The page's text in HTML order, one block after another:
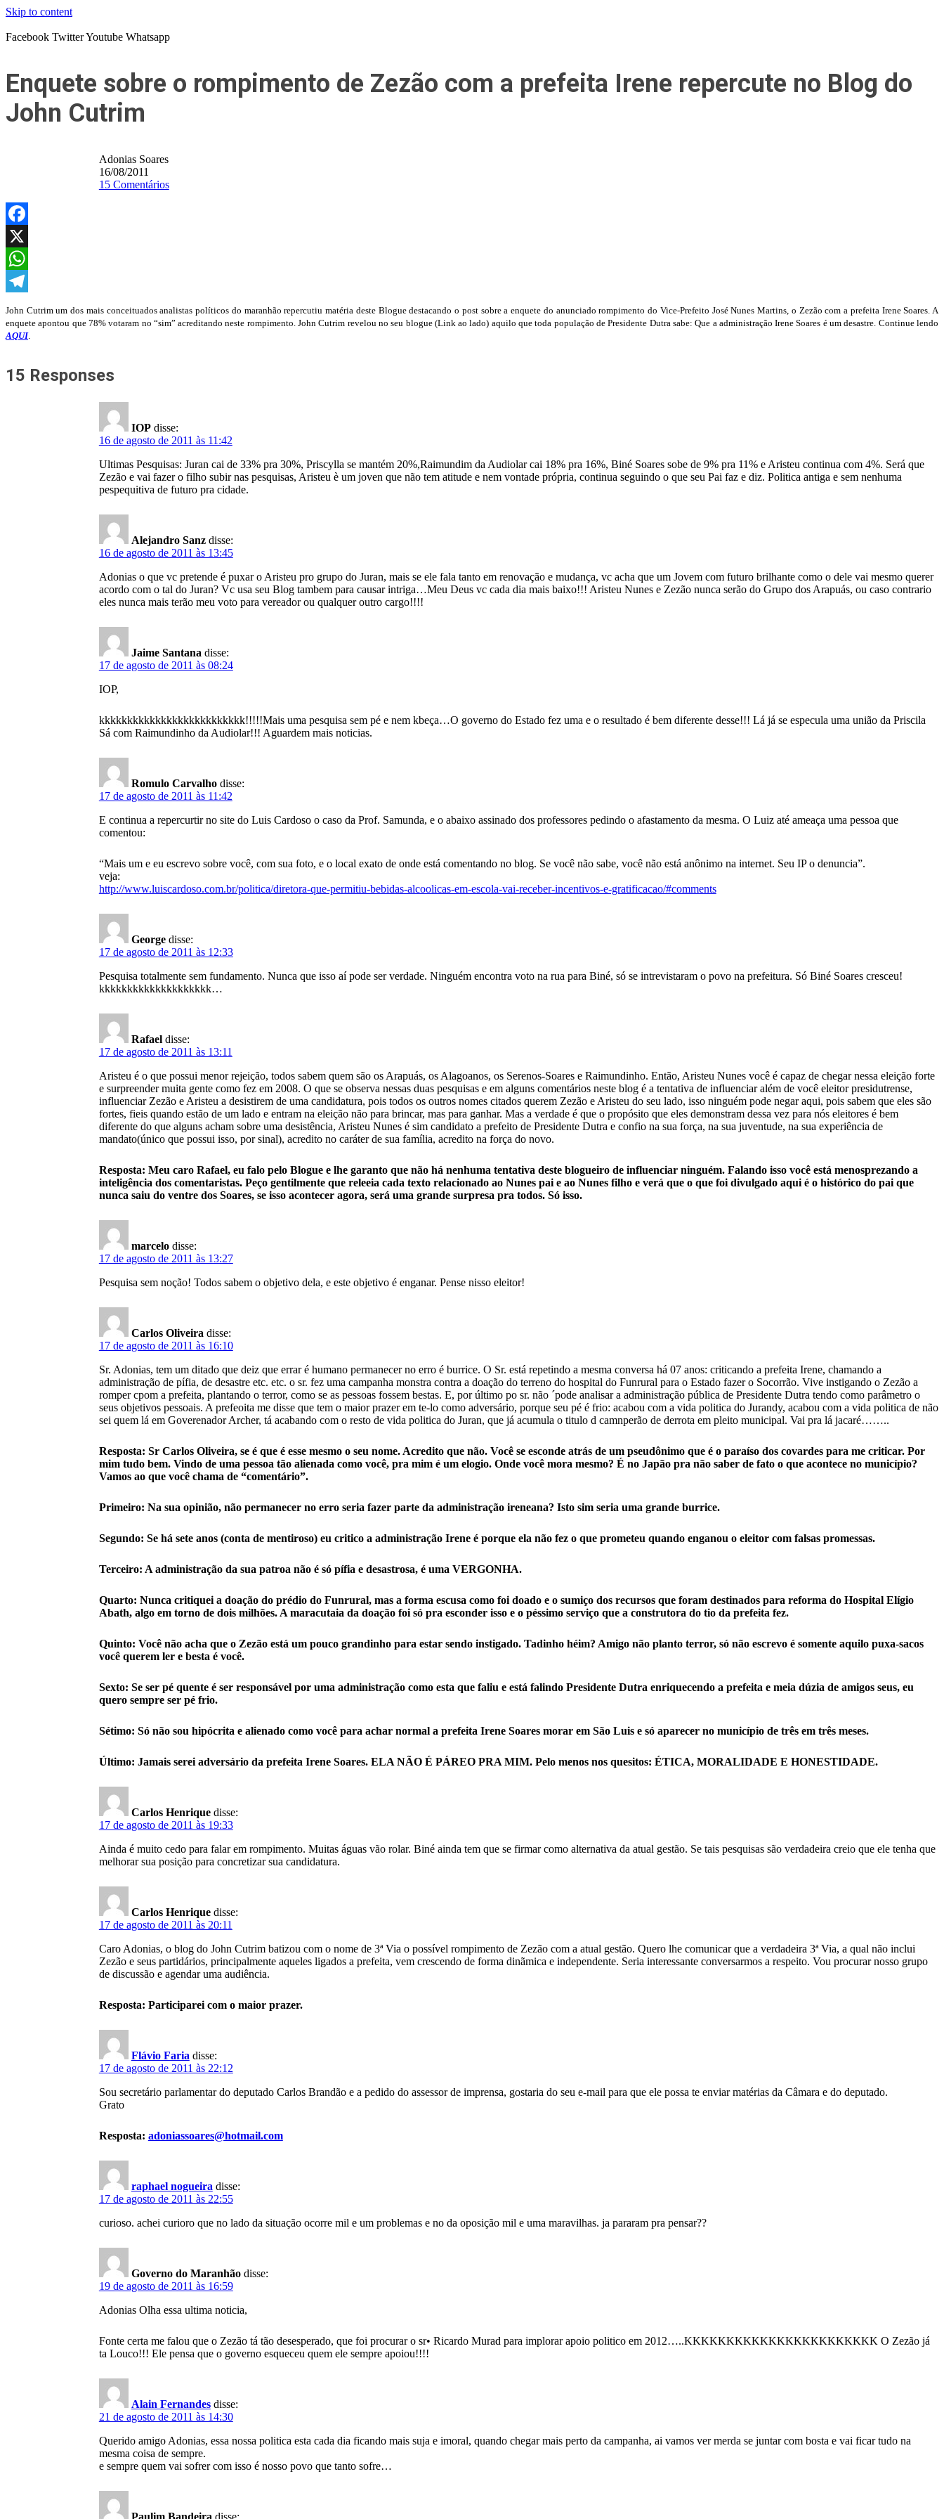
Skip to content
Facebook TwitterYoutube Whatsapp
Enquete sobre o rompimento de Zezão com a prefeita Irene repercute no Blog do
John Cutrim
Adonias Soares
16/08/2011
15 Comentários
Facebook
X
WhatsApp
John Cutrim um dos mais conceituados analistas políticos do maranhão repercutiu matéria deste Blogue destacando o post sobre a enquete do anunciado rompimento do Vice-Prefeito José Nunes Martins, o Zezão com a prefeita Irene Soares. A
enquete apontou que 78% votaram no “sim” acreditando neste rompimento. John Cutrim revelou no seu blogue (Link ao lado) aquilo que toda população de Presidente Dutra sabe: Que a administração Irene Soares é um desastre. Continue lendo
AQUI.
15 Responses
IOP disse:
16 de agosto de 2011 às 11:42
Ultimas Pesquisas: Juran cai de 33% pra 30%, Priscylla se mantém 20%,Raimundim da Audiolar cai 18% pra 16%, Biné Soares sobe de 9% pra 11% e Aristeu continua com 4%. Será que
Zezão e vai fazer o filho subir nas pesquisas, Aristeu è um joven que não tem atitude e nem vontade própria, continua seguindo o que seu Pai faz e diz. Politica antiga e sem nenhuma
pespequitiva de futuro pra cidade.
Alejandro Sanz disse:
16 de agosto de 2011 às 13:45
Adonias o que vc pretende é puxar o Aristeu pro grupo do Juran, mais se ele fala tanto em renovação e mudança, vc acha que um Jovem com futuro brilhante como o dele vai mesmo querer
acordo com o tal do Juran? Vc usa seu Blog tambem para causar intriga…Meu Deus vc cada dia mais baixo!!! Aristeu Nunes e Zezão nunca serão do Grupo dos Arapuás, ou caso contrario
eles nunca mais terão meu voto para vereador ou qualquer outro cargo!!!!
Jaime Santana disse:
17 de agosto de 2011 às 08:24
IOP,
kkkkkkkkkkkkkkkkkkkkkkkkkk!!!!!Mais uma pesquisa sem pé e nem kbeça…O governo do Estado fez uma e o resultado é bem diferente desse!!! Lá já se especula uma união da Priscila
Sá com Raimundinho da Audiolar!!! Aguardem mais noticias.
Romulo Carvalho disse:
17 de agosto de 2011 às 11:42
E continua a repercurtir no site do Luis Cardoso o caso da Prof. Samunda, e o abaixo assinado dos professores pedindo o afastamento da mesma. O Luiz até ameaça uma pessoa que
comentou:
“Mais um e eu escrevo sobre você, com sua foto, e o local exato de onde está comentando no blog. Se você não sabe, você não está anônimo na internet. Seu IP o denuncia”.
veja:
http://www.luiscardoso.com.br/politica/diretora-que-permitiu-bebidas-alcoolicas-em-escola-vai-receber-incentivos-e-gratificacao/#comments
George disse:
17 de agosto de 2011 às 12:33
Pesquisa totalmente sem fundamento. Nunca que isso aí pode ser verdade. Ninguém encontra voto na rua para Biné, só se intrevistaram o povo na prefeitura. Só Biné Soares cresceu!
kkkkkkkkkkkkkkkkkkkk…
Rafael disse:
17 de agosto de 2011 às 13:11
Aristeu é o que possui menor rejeição, todos sabem quem são os Arapuás, os Alagoanos, os Serenos-Soares e Raimundinho. Então, Aristeu Nunes você é capaz de chegar nessa eleição forte
e surpreender muita gente como fez em 2008. O que se observa nessas duas pesquisas e em alguns comentários neste blog é a tentativa de influenciar além de você eleitor presidutrense,
influenciar Zezão e Aristeu a desistirem de uma candidatura, pois todos os outros nomes citados querem Zezão e Aristeu do seu lado, isso ninguém pode negar aqui, pois sabem que eles são
fortes, fieis quando estão de um lado e entram na eleição não para brincar, mas para ganhar. Mas a verdade é que o propósito que eles demonstram dessa vez para nós eleitores é bem
diferente do que alguns acham sobre uma desistência, Aristeu Nunes é sim candidato a prefeito de Presidente Dutra e confio na sua força, na sua juventude, na sua experiência de
mandato(único que possui isso, por sinal), acredito no caráter de sua família, acredito na força do novo.
Resposta: Meu caro Rafael, eu falo pelo Blogue e lhe garanto que não há nenhuma tentativa deste blogueiro de influenciar ninguém. Falando isso você está menosprezando a
inteligência dos comentaristas. Peço gentilmente que releeia cada texto relacionado ao Nunes pai e ao Nunes filho e verá que o que foi divulgado aqui é o histórico do pai que
nunca saiu do ventre dos Soares, se isso acontecer agora, será uma grande surpresa pra todos. Só isso.
marcelo disse:
17 de agosto de 2011 às 13:27
Pesquisa sem noção! Todos sabem o objetivo dela, e este objetivo é enganar. Pense nisso eleitor!
Carlos Oliveira disse:
17 de agosto de 2011 às 16:10
Sr. Adonias, tem um ditado que deiz que errar é humano permanecer no erro é burrice. O Sr. está repetindo a mesma conversa há 07 anos: criticando a prefeita Irene, chamando a
administração de pífia, de desastre etc. etc. o sr. fez uma campanha monstra contra a doação do terreno do hospital do Funrural para o Estado fazer o Socorrão. Vive instigando o Zezão a
romper cpom a prefeita, plantando o terror, como se as pessoas fossem bestas. E, por último po sr. não ´pode analisar a administração pública de Presidente Dutra tendo como parâmetro o
seus objetivos pessoais. A prefeoita me disse que tem o maior prazer em te-lo como adversário, porque seu pé é frio: acabou com a vida politica do Jurandy, acabou com a vida politica de não
sei quem lá em Goverenador Archer, tá acabando com o resto de vida politica do Juran, que já acumula o titulo d camnperão de derrota em pleito municipal. Vai pra lá jacaré……..
Resposta: Sr Carlos Oliveira, se é que é esse mesmo o seu nome. Acredito que não. Você se esconde atrás de um pseudônimo que é o paraíso dos covardes para me criticar. Por
mim tudo bem. Vindo de uma pessoa tão alienada como você, pra mim é um elogio. Onde você mora mesmo? É no Japão pra não saber de fato o que acontece no município?
Vamos ao que você chama de “comentário”.
Primeiro: Na sua opinião, não permanecer no erro seria fazer parte da administração ireneana? Isto sim seria uma grande burrice.
Segundo: Se há sete anos (conta de mentiroso) eu critico a administração Irene é porque ela não fez o que prometeu quando enganou o eleitor com falsas promessas.
Terceiro: A administração da sua patroa não é só pífia e desastrosa, é uma VERGONHA.
Quarto: Nunca critiquei a doação do prédio do Funrural, mas a forma escusa como foi doado e o sumiço dos recursos que foram destinados para reforma do Hospital Elígio
Abath, algo em torno de dois milhões. A maracutaia da doação foi só pra esconder isso e o péssimo serviço que a construtora do tio da prefeita fez.
Quinto: Você não acha que o Zezão está um pouco grandinho para estar sendo instigado. Tadinho héim? Amigo não planto terror, só não escrevo é somente aquilo puxa-sacos
você querem ler e besta é você.
Sexto: Se ser pé quente é ser responsável por uma administração como esta que faliu e está falindo Presidente Dutra enriquecendo a prefeita e meia dúzia de amigos seus, eu
quero sempre ser pé frio.
Sétimo: Só não sou hipócrita e alienado como você para achar normal a prefeita Irene Soares morar em São Luis e só aparecer no município de três em três meses.
Último: Jamais serei adversário da prefeita Irene Soares. ELA NÃO É PÁREO PRA MIM. Pelo menos nos quesitos: ÉTICA, MORALIDADE E HONESTIDADE.
Carlos Henrique disse:
17 de agosto de 2011 às 19:33
Ainda é muito cedo para falar em rompimento. Muitas águas vão rolar. Biné ainda tem que se firmar como alternativa da atual gestão. Se tais pesquisas são verdadeira creio que ele tenha que
melhorar sua posição para concretizar sua candidatura.
Carlos Henrique disse:
17 de agosto de 2011 às 20:11
Caro Adonias, o blog do John Cutrim batizou com o nome de 3ª Via o possível rompimento de Zezão com a atual gestão. Quero lhe comunicar que a verdadeira 3ª Via, a qual não inclui
Zezão e seus partidários, principalmente aqueles ligados a prefeita, vem crescendo de forma dinãmica e independente. Seria interessante conversarmos a respeito. Vou procurar nosso grupo
de discussão e agendar uma audiência.
Resposta: Participarei com o maior prazer.
Flávio Faria disse:
17 de agosto de 2011 às 22:12
Sou secretário parlamentar do deputado Carlos Brandão e a pedido do assessor de imprensa, gostaria do seu e-mail para que ele possa te enviar matérias da Câmara e do deputado.
Grato
Resposta: adoniassoares@hotmail.com
raphael nogueira disse:
17 de agosto de 2011 às 22:55
curioso. achei curioro que no lado da situação ocorre mil e um problemas e no da oposição mil e uma maravilhas. ja pararam pra pensar??
Governo do Maranhão disse:
19 de agosto de 2011 às 16:59
Adonias Olha essa ultima noticia,
Fonte certa me falou que o Zezão tá tão desesperado, que foi procurar o sr• Ricardo Murad para implorar apoio politico em 2012…..KKKKKKKKKKKKKKKKKKKKKKK O Zezão já
ta Louco!!! Ele pensa que o governo esqueceu quem ele sempre apoiou!!!!
Alain Fernandes disse:
21 de agosto de 2011 às 14:30
Querido amigo Adonias, essa nossa politica esta cada dia ficando mais suja e imoral, quando chegar mais perto da campanha, ai vamos ver merda se juntar com bosta e vai ficar tudo na
mesma coisa de sempre.
e sempre quem vai sofrer com isso é nosso povo que tanto sofre…
Paulim Bandeira disse: